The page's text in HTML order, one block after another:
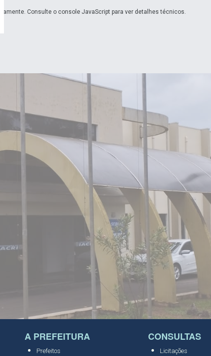
Consulte o console JavaScript para ver detalhes técnicos.
A PREFEITURA
Prefeitos
CONSULTAS
Licitações